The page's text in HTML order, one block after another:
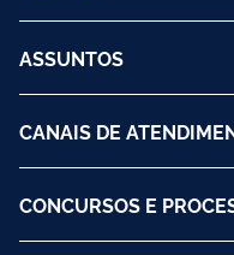
ASSUNTOS
CANAIS DE
CONCURSOS E